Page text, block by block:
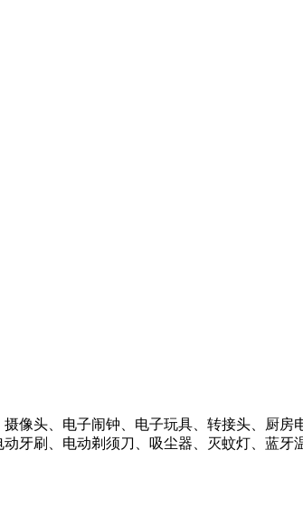
像头、电子闹钟、电子玩具、转接头、厨
牙刷、电动剃须刀、吸尘器、灭蚊灯、蓝牙